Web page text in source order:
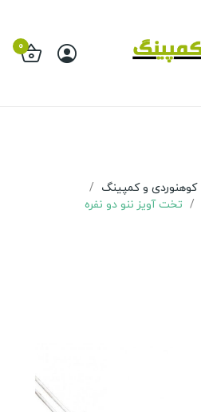
0
کوهنوردی و کمپینگ
تخت آویز ننو دو نفره